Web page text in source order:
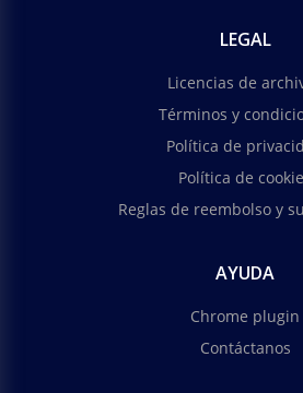
LEGAL
Licencias de
Términos y
Política de
Política de
Reglas de reembolso y
AYUDA
Chrome plugin
Contáctanos